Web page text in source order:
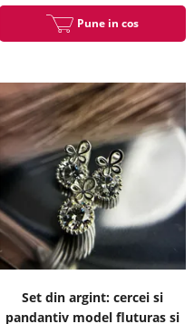
Pune in cos
Set din argint: cercei si
pandantiv model fluturas si